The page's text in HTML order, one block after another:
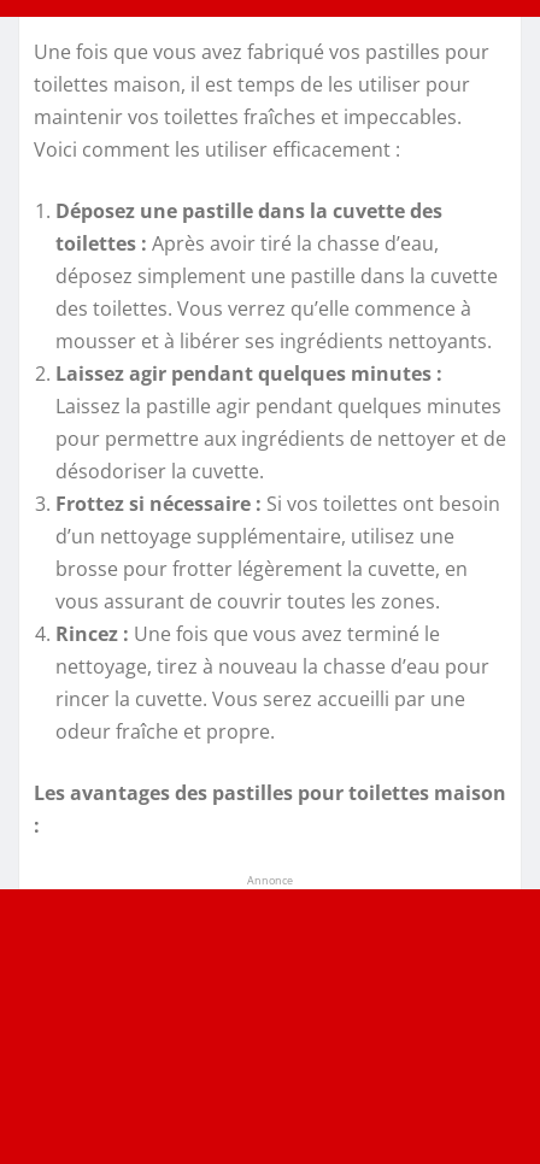
Une fois que vous avez fabriqué vos pastilles pour
toilettes maison, il est temps de les utiliser pour
maintenir vos toilettes fraîches et impeccables.
Voici comment les utiliser efficacement :
Déposez une pastille dans la cuvette des
toilettes : Après avoir tiré la chasse d’eau,
déposez simplement une pastille dans la cuvette
des toilettes. Vous verrez qu’elle commence à
mousser et à libérer ses ingrédients nettoyants.
Laissez agir pendant quelques minutes :
Laissez la pastille agir pendant quelques minutes
pour permettre aux ingrédients de nettoyer et de
désodoriser la cuvette.
Frottez si nécessaire : Si vos toilettes ont besoin
d’un nettoyage supplémentaire, utilisez une
brosse pour frotter légèrement la cuvette, en
vous assurant de couvrir toutes les zones.
Rincez : Une fois que vous avez terminé le
nettoyage, tirez à nouveau la chasse d’eau pour
rincer la cuvette. Vous serez accueilli par une
odeur fraîche et propre.
Les avantages des pastilles pour toilettes maison
:
Annonce